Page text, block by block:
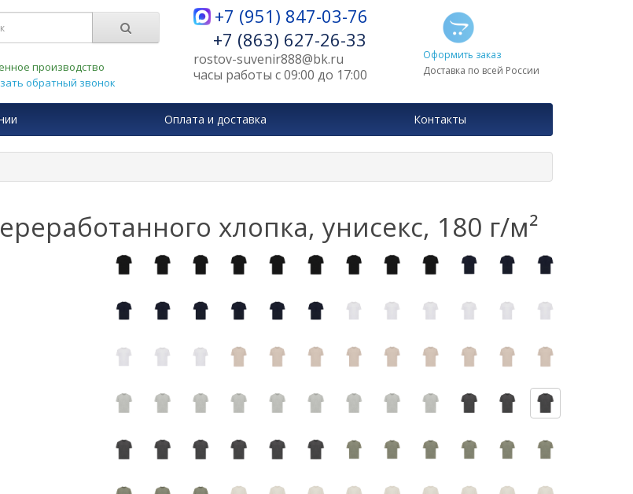
производство
обратный звонок
+7 (951) 847-03-76
+7 (863) 627-26-33
rostov-suvenir888@bk.ru
часы работы с 09:00 до 17:00
Оформить заказ
Доставка по всей России
Оплата и доставка Контакты
хлопка, унисекс, 180 г/м²